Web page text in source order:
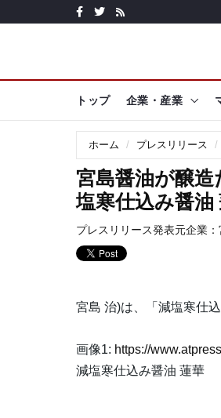
トップ 企業・産業
ホーム プレスリリース
宮島醤油が醸
塩寒仕込み醤
プレスリリース発表元企業：
宮島 治)は、「減塩寒仕
画像1: https://
減塩寒仕込み醤油 蓮華